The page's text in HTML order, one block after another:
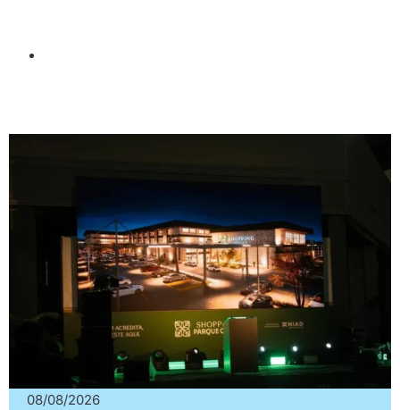
08/08/2026